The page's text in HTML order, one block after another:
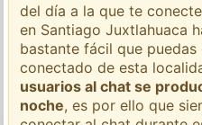
del día a la que te
en Santiago Juxtlahuaca
bastante fácil que
conectado de esta
usuarios al chat se
noche, es por ello que